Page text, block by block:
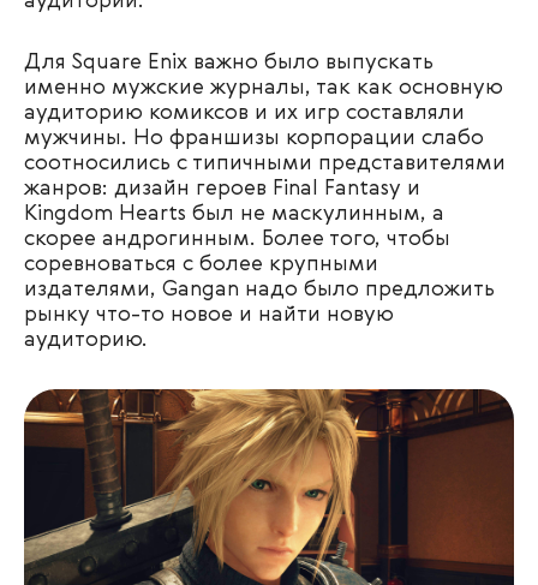
Для Square Enix важно было выпускать
именно мужские журналы, так как основную
аудиторию комиксов и их игр составляли
мужчины. Но франшизы корпорации слабо
соотносились с типичными представителями
жанров: дизайн героев Final Fantasy и
Kingdom Hearts был не маскулинным, а
скорее андрогинным. Более того, чтобы
соревноваться с более крупными
издателями, Gangan надо было предложить
рынку что-то новое и найти новую
аудиторию.